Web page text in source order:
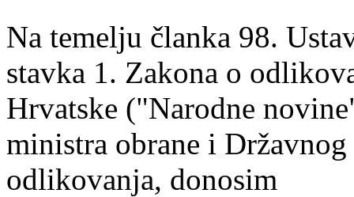
Na temelju članka 98.
stavka 1. Zakona o
Hrvatske ("Narodne
ministra obrane i
odlikovanja, donosim